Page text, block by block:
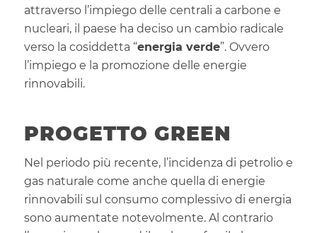
attraverso l’impiego delle centrali a carbone e
nucleari, il paese ha deciso un cambio radicale
verso la cosiddetta “energia verde”. Ovvero
l’impiego e la promozione delle energie
rinnovabili.
PROGETTO GREEN
Nel periodo più recente, l’incidenza di petrolio e
gas naturale come anche quella di energie
rinnovabili sul consumo complessivo di energia
sono aumentate notevolmente. Al contrario